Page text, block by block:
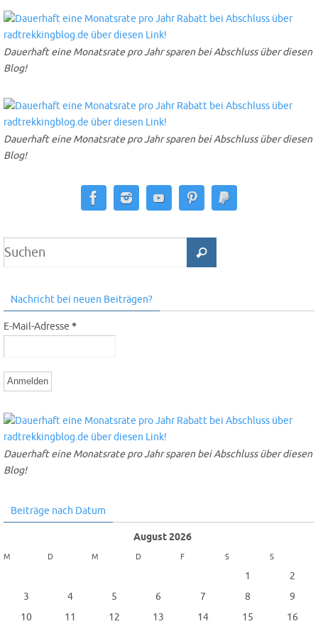
Dauerhaft eine Monatsrate pro Jahr sparen bei Abschluss über diesen
Blog!
Dauerhaft eine Monatsrate pro Jahr sparen bei Abschluss über diesen
Blog!
Nachricht bei neuen Beiträgen?
E-Mail-Adresse *
Dauerhaft eine Monatsrate pro Jahr sparen bei Abschluss über diesen
Blog!
Beiträge nach Datum
August 2026
M D M D F S S
1
2
3
4 5 6 7 8
9
10
11 12 13 14 15
16